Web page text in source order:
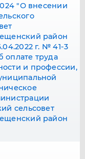
"О внесении
район
г. № 41-3
труда
и профессии,
сельсовет
район